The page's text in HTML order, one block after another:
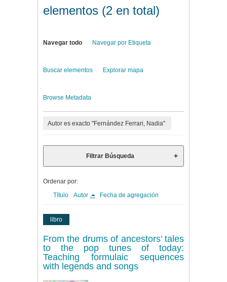
elementos (2 en total)
Navegar todo Navegar por Etiqueta
Buscar elementos Explorar mapa
Browse Metadata
Autor es exacto "Fernández Ferrari, Nadia"
Filtrar Búsqueda
Ordenar por:
Título
Autor Fecha de agregación
libro
From the drums of ancestors’ tales
to the pop tunes of today:
Teaching formulaic sequences
with legends and songs